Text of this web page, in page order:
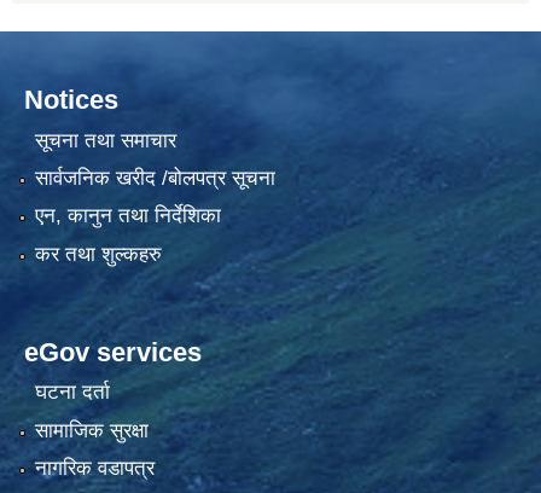
Notices
सूचना तथा समाचार
सार्वजनिक खरीद /बोलपत्र सूचना
एन, कानुन तथा निर्देशिका
कर तथा शुल्कहरु
eGov services
घटना दर्ता
सामाजिक सुरक्षा
नागरिक वडापत्र